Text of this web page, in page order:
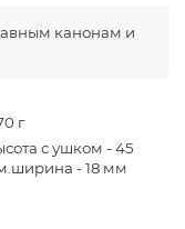
канонам и
г
с ушком - 45
- 18 мм